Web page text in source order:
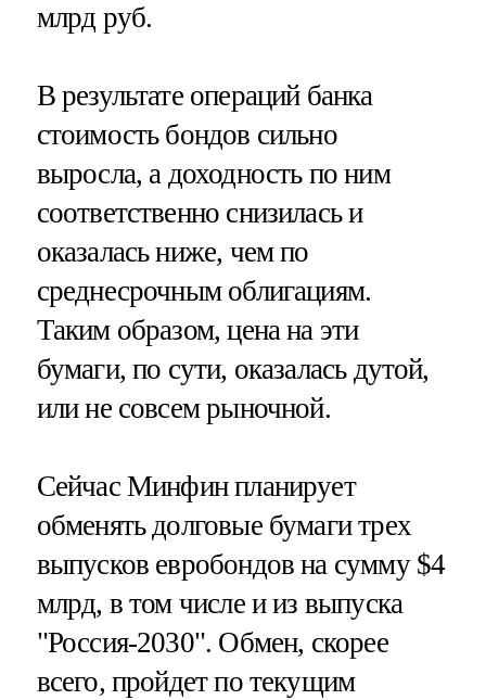
млрд руб.
В результате операций банка
стоимость бондов сильно
выросла, а доходность по ним
соответственно снизилась и
оказалась ниже, чем по
среднесрочным облигациям.
Таким образом, цена на эти
бумаги, по сути, оказалась дутой,
или не совсем рыночной.
Сейчас Минфин планирует
обменять долговые бумаги трех
выпусков евробондов на сумму $4
млрд, в том числе и из выпуска
"Россия-2030". Обмен, скорее
всего, пройдет по текущим